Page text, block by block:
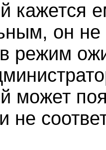
кажется
он не
в режим
может
не